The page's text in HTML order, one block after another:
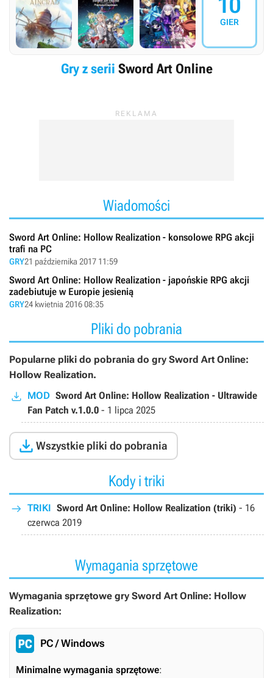
10
GIER
Gry z serii Sword Art Online
Wiadomości
Sword Art Online: Hollow Realization - konsolowe RPG akcji
trafi na PC
GRY21 października 2017 11:59
Sword Art Online: Hollow Realization - japońskie RPG akcji
zadebiutuje w Europie jesienią
GRY24 kwietnia 2016 08:35
Pliki do pobrania
Popularne pliki do pobrania do gry Sword Art Online:
Hollow Realization.
MOD Sword Art Online: Hollow Realization - Ultrawide
Fan Patch v.1.0.0 - 1 lipca 2025
 Wszystkie pliki do pobrania
Kody i triki
TRIKI Sword Art Online: Hollow Realization (triki) - 16
czerwca 2019
Wymagania sprzętowe
Wymagania sprzętowe gry Sword Art Online: Hollow
Realization:
PC / Windows
Minimalne wymagania sprzętowe: